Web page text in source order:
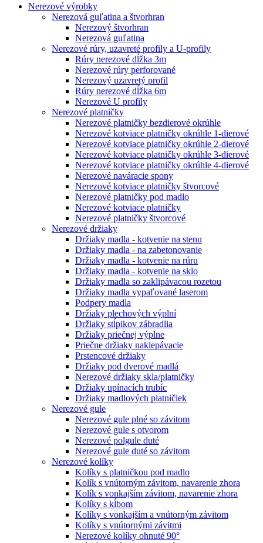
Nerezové výrobky
Nerezová guľatina a štvorhran
Nerezový štvorhran
Nerezová guľatina
Nerezové rúry, uzavreté profily a U-profily
Rúry nerezové dĺžka 3m
Nerezové rúry perforované
Nerezový uzavretý profil
Rúry nerezové dĺžka 6m
Nerezové U profily
Nerezové platničky
Nerezové platničky bezdierové okrúhle
Nerezové kotviace platničky okrúhle 1-dierové
Nerezové kotviace platničky okrúhle 2-dierové
Nerezové kotviace platničky okrúhle 3-dierové
Nerezové kotviace platničky okrúhle 4-dierové
Nerezové naváracie spony
Nerezové kotviace platničky štvorcové
Nerezové platničky pod madlo
Nerezové kotviace platničky
Nerezové platničky štvorcové
Nerezové držiaky
Držiaky madla - kotvenie na stenu
Držiaky madla - na zabetonovanie
Držiaky madla - kotvenie na rúru
Držiaky madla - kotvenie na sklo
Držiaky madla so zaklipávacou rozetou
Držiaky madla vypaľované laserom
Podpery madla
Držiaky plechových výplní
Držiaky stĺpikov zábradlia
Držiaky priečnej výplne
Priečne držiaky naklepávacie
Prstencové držiaky
Držiaky pod dverové madlá
Nerezové držiaky skla/platničky
Držiaky upínacích trubíc
Držiaky madlových platničiek
Nerezové gule
Nerezové gule plné so závitom
Nerezové gule s otvorom
Nerezové polgule duté
Nerezové gule duté so závitom
Nerezové kolíky
Kolíky s platničkou pod madlo
Kolík s vnútorným závitom, navarenie zhora
Kolík s vonkajším závitom, navarenie zhora
Kolíky s kĺbom
Kolíky s vonkajším a vnútorným závitom
Kolíky s vnútornými závitmi
Nerezové kolíky ohnuté 90°